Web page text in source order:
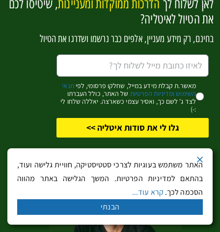
ונציה
אגם גארדה
דרום טירול
מחוז לומברדיה
מילאנו
לאגו מאג'ורה
רומא וטוסקנה
רומא
פירנצה
טוסקנה
האתר משתמש בעוגיות לצרכי סטטיסטיקה, חוויית גלישה ועוד,
בהתאם למדיניות הפרטיות. המשך הגלישה באתר מהווה
הסכמה לכך. קרא עוד...
הבנתי
לאן לשלוח לך הדרכות ממוקדות ומעניינות, שיטיסו לכם
את הטיול לאיטליה?
בחינם, רק מידע מעניין, אלפים כבר נרשמו ושדרגו את הטיול
מאשר.ת קבלת מידע במייל, שחלקו פרסומי, לפיתנאי
השימוש ומדיניות הפרטיות של האתר, כולל העברתו
לצד ג' לשם כך, ואסיר עצמי כשארצה. יאללה שלחו לי
:-)
גלו לי את סודות איטליה >>